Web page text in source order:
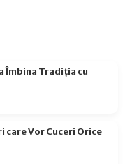
Îmbina Tradiția cu
care Vor Cuceri Orice